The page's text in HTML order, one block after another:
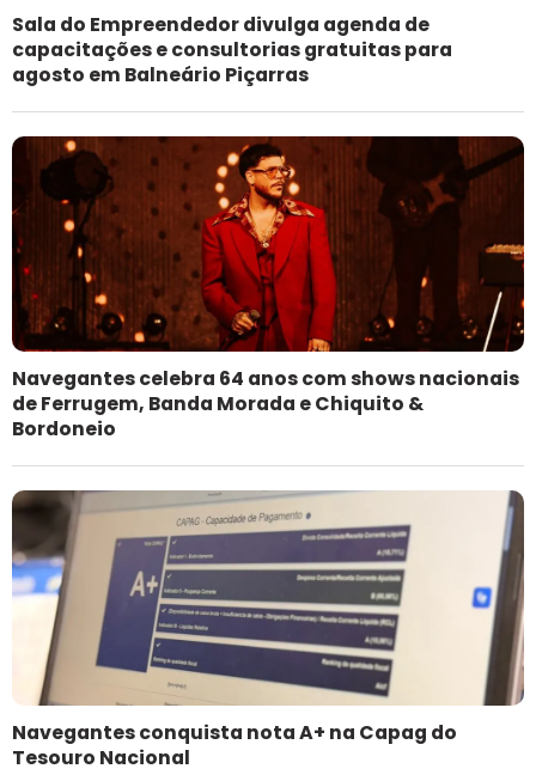
Sala do Empreendedor divulga agenda de
capacitações e consultorias gratuitas para
agosto em Balneário Piçarras
Navegantes celebra 64 anos com shows nacionais
de Ferrugem, Banda Morada e Chiquito &
Bordoneio
Navegantes conquista nota A+ na Capag do
Tesouro Nacional